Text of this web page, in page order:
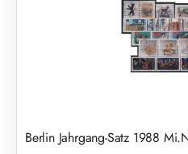
Berlin Jahrgang-Satz 1988